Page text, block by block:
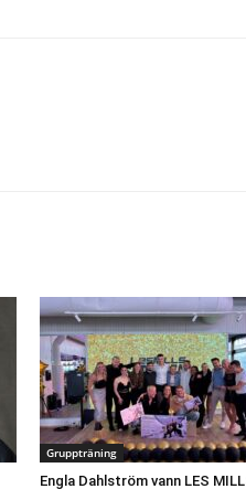
Gruppträning
Engla Dahlström vann LES